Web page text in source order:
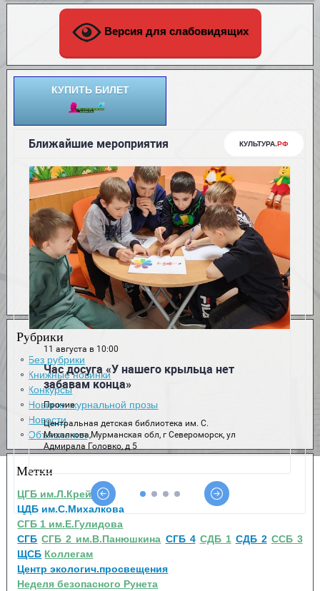
Версия для слабовидящих
КУПИТЬ БИЛЕТ
Рубрики
Без рубрики
Книжные новинки
Конкурсы
Новинки журнальной прозы
Новости
Объявления
Метки
ЦГБ им.Л.Крейна
ЦДБ им.С.Михалкова
СГБ 1 им.Е.Гулидова
СГБ СГБ 2 им.В.Панюшкина СГБ 4 СДБ 1 СДБ 2 ССБ 3
ЩСБ Коллегам
Центр экологич.просвещения
Неделя безопасного Рунета